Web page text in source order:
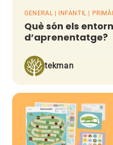
GENERAL | INFANTIL |
Què són els
d’aprenentatge?
tekman